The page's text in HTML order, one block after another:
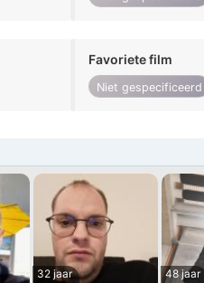
Favoriete film
Niet gespecificeerd
32 jaar
48 jaar